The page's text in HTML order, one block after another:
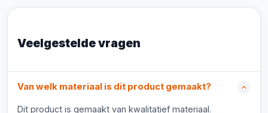
Veelgestelde vragen
Van welk materiaal is dit product gemaakt?
Dit product is gemaakt van kwalitatief materiaal.